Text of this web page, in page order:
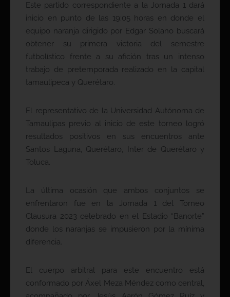
Este partido correspondiente a la Jornada 1 dará
inicio en punto de las 19:05 horas en donde el
equipo naranja dirigido por Edgar Solano buscará
obtener su primera victoria del semestre
futbolístico frente a su afición tras un intenso
trabajo de pretemporada realizado en la capital
tamaulipeca y Querétaro.
El representativo de la Universidad Autónoma de
Tamaulipas previo al inicio de este torneo logró
resultados positivos en sus encuentros ante
Santos Laguna, Querétaro, Inter de Querétaro y
Toluca.
La última ocasión que ambos conjuntos se
enfrentaron fue en la Jornada 1 del Torneo
Clausura 2023 celebrado en el Estadio “Banorte”
donde los naranjas se impusieron por la mínima
diferencia.
El cuerpo arbitral para este encuentro está
conformado por Áxel Meza Méndez como central,